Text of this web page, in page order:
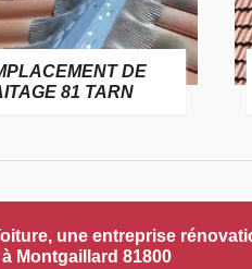
DE
81 TARN
une entreprise
Montgaillard 81800